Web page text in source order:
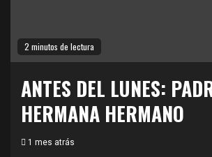
2 minutos de lectura
ANTES DEL LUNES:
HERMANA HERMANO
1 mes atrás